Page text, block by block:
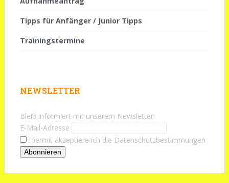
Tipps für Anfänger / Junior Tipps
Trainingstermine
NEWSLETTER
Bleib informiert mit unserem Newsletter!
E-Mail-Adresse
Hiermit akzeptiere ich die Datenschutzbestimmungen